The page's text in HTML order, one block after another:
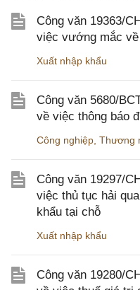
Công văn 19363/
việc vướng mắc
Xuất nhập khẩu
Công văn 5680/
về việc thông báo
Công nghiệp Thương
Công văn 19297/
việc thủ tục hải
khẩu tại chỗ
Xuất nhập khẩu
Công văn 19280/